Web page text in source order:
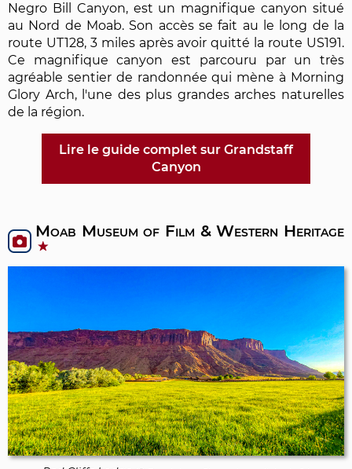
Negro Bill Canyon, est un magnifique canyon situé
au Nord de Moab. Son accès se fait au le long de la
route UT128, 3 miles après avoir quitté la route US191.
Ce magnifique canyon est parcouru par un très
agréable sentier de randonnée qui mène à Morning
Glory Arch, l'une des plus grandes arches naturelles
de la région.
Lire le guide complet sur Grandstaff
Canyon
Moab Museum of Film & Western Heritage